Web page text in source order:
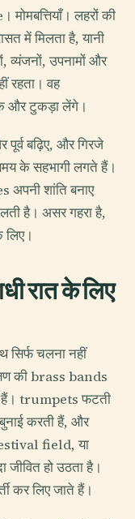
लहरों की
में मिलता है, यानी
व्यंजनों, उपनामों और
रहता। वह
और टुकड़ा लेंगे।
बढ़िए, और गिरजे
के सहभागी लगते हैं।
अपनी शांति बनाए
है। असर गहरा है,
लिए।
रात के लिए
सिर्फ चलना नहीं
की brass bands
हैं। trumpets फटती
करती हैं, और
field, या
जीवित हो उठता है।
कर लिए जाते हैं।